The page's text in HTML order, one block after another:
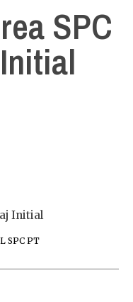
SPC
Initial
SPC PT